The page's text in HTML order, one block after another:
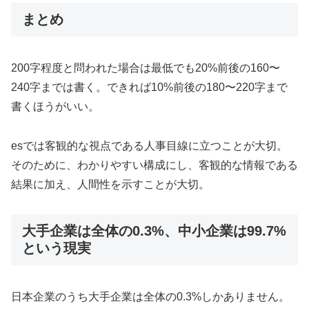
まとめ
200字程度と問われた場合は最低でも20%前後の160〜
240字までは書く。できれば10%前後の180〜220字まで
書くほうがいい。
esでは客観的な視点である人事目線に立つことが大切。
そのために、わかりやすい構成にし、客観的な情報である
結果に加え、人間性を示すことが大切。
大手企業は全体の0.3%、中小企業は99.7%
という現実
日本企業のうち大手企業は全体の0.3%しかありません。